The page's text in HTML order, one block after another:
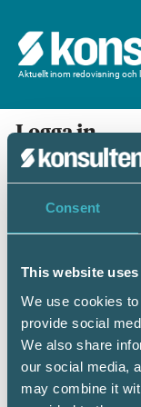
Consent
This website
We use cookies
provide social
We also share
our social media,
may combine it
Aktuellt inom redovisning och
Logga in
En
medlem/
med BankID
Mobilt